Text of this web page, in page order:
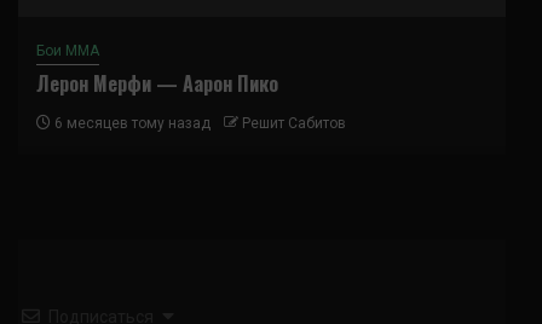
Бои ММА
Лерон Мерфи — Аарон Пико
6 месяцев тому назад Решит Сабитов